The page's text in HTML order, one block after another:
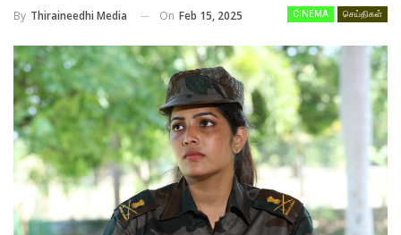
CINEMA செய்திகள்
By Thiraineedhi Media On Feb 15, 2025